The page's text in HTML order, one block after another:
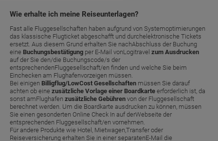
Wie erhalte ich meine Reiseunterlagen?
Fast alle Fluggesellschaften haben aufgrund von Systemoptimierungen
das klassische Flugticket abgeschafft und durchelektronische Tickets
ersetzt. Aus diesem Grund erhalten Sie nachAbschluss der Buchung
eine Buchungsbestätigung per E-Mail vonLogitravel zum Ausdrucken
auf der Sie den/die Buchungscode/s der
entsprechendenFluggesellschaft/en finden und welche Sie beim
Einchecken am Flughafenvorzeigen müssen.
Bei einigen Billigflug/LowCost Gesellschaften müssen Sie darauf
achten ob eine zusätzliche Vorlage einer Boardkarte erforderlich ist, da
sonst amFlughafen zusätzliche Gebühren von der Fluggesellschaft
berechnet werden. Um die Boardkarte ausdrucken zu können, müssen
Sie einen gesonderten Online Check In auf derWebseite der
entsprechenden Fluggesellschaft/en vornehmen.
Für andere Produkte wie Hotel, Mietwagen,Transfer oder
Reiseversicherung erhalten Sie in einer separatenE-Mail die